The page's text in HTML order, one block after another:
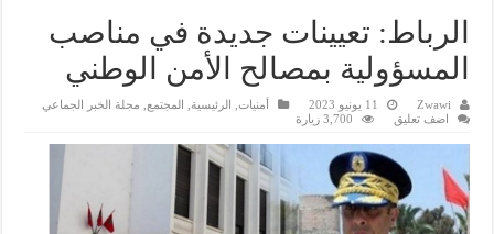
الرباط: تعيينات جديدة في مناصب
المسؤولية بمصالح الأمن الوطني
Zwawi 11 يونيو 2023 أمنيات الرئيسية المجتمع
مجلة الخبر الجماعي
اضف تعليق
3,700 زيارة